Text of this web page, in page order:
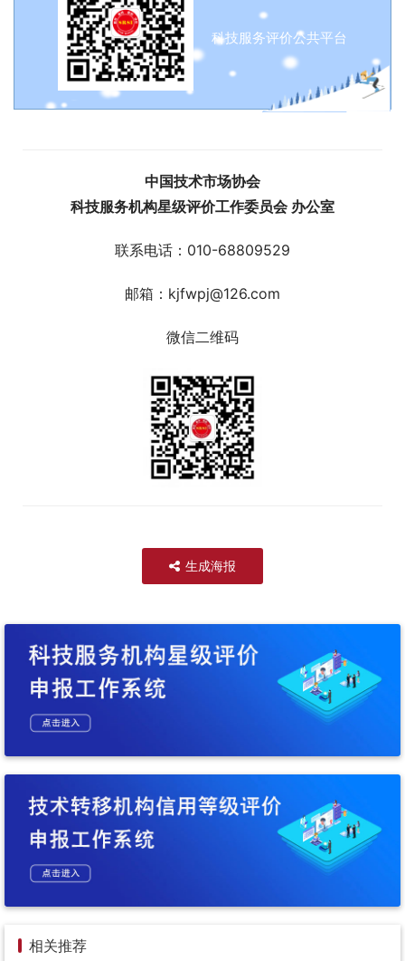
科技服务评价公共平台
中国技术市场协会
科技服务机构星级评价工作委员会 办公室
联系电话：010-68809529
邮箱：kjfwpj@126.com
微信二维码
生成海报
相关推荐